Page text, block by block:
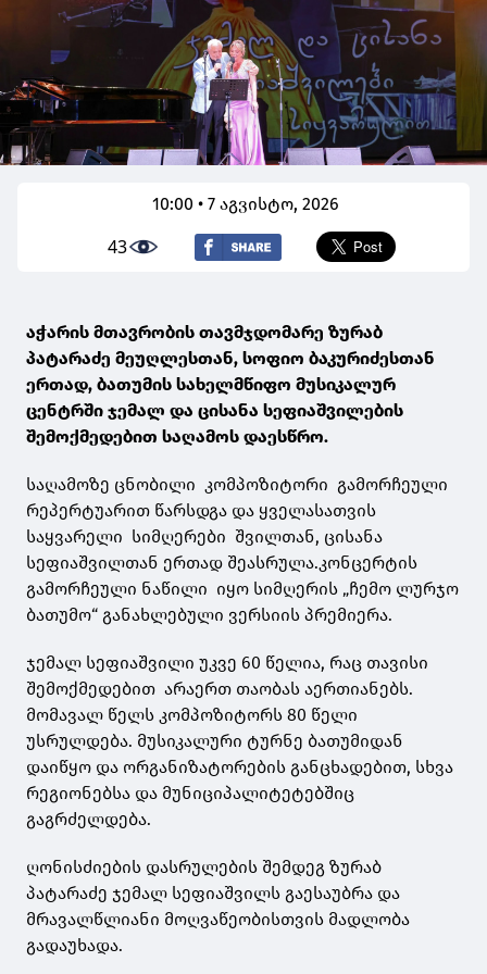
10:00 • 7 აგვისტო, 2026
43
აჭარის მთავრობის თავმჯდომარე ზურაბ
პატარაძე მეუღლესთან, სოფიო ბაკურიძესთან
ერთად, ბათუმის სახელმწიფო მუსიკალურ
ცენტრში ჯემალ და ცისანა სეფიაშვილების
შემოქმედებით საღამოს დაესწრო.
საღამოზე ცნობილი კომპოზიტორი გამორჩეული
რეპერტუარით წარსდგა და ყველასათვის
საყვარელი სიმღერები შვილთან, ცისანა
სეფიაშვილთან ერთად შეასრულა.კონცერტის
გამორჩეული ნაწილი იყო სიმღერის „ჩემო ლურჯო
ბათუმო“ განახლებული ვერსიის პრემიერა.
ჯემალ სეფიაშვილი უკვე 60 წელია, რაც თავისი
შემოქმედებით არაერთ თაობას აერთიანებს.
მომავალ წელს კომპოზიტორს 80 წელი
უსრულდება. მუსიკალური ტურნე ბათუმიდან
დაიწყო და ორგანიზატორების განცხადებით, სხვა
რეგიონებსა და მუნიციპალიტეტებშიც
გაგრძელდება.
ღონისძიების დასრულების შემდეგ ზურაბ
პატარაძე ჯემალ სეფიაშვილს გაესაუბრა და
მრავალწლიანი მოღვაწეობისთვის მადლობა
გადაუხადა.